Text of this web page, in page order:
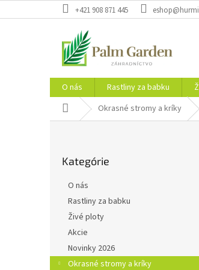
na
+421 908 871 445
O nás Rastliny za babku
Domov Okrasné stromy a kríky
kategórie
Kategórie
O nás
Rastliny za babku
Živé ploty
Akcie
Novinky 2026
Okrasné stromy a kríky